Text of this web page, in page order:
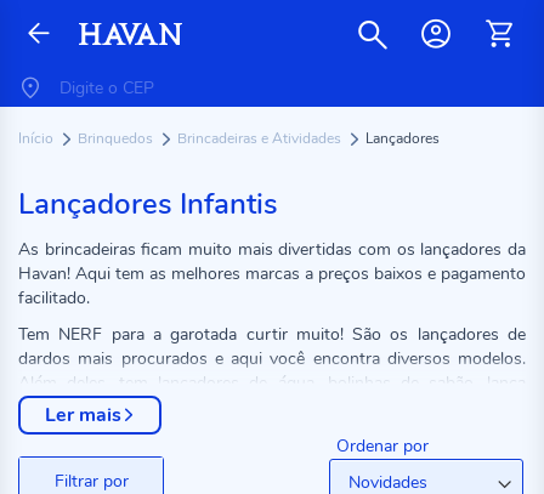
Início Brinquedos Brincadeiras e Atividades Lançadores
Lançadores Infantis
As brincadeiras ficam muito mais divertidas com os lançadores da
Havan! Aqui tem as melhores marcas a preços baixos e pagamento
facilitado.
Tem NERF para a garotada curtir muito! São os lançadores de
dardos mais procurados e aqui você encontra diversos modelos.
Além deles, tem lançadores de água, bolinhas de sabão, lança
disco, arco e flecha de brinquedo, Beyblade e muito mais!
Confira os modelos e marcas disponíveis e garanta agora os seus a
preços incríveis!
Ler mais
Filtrar por
Ordenar por